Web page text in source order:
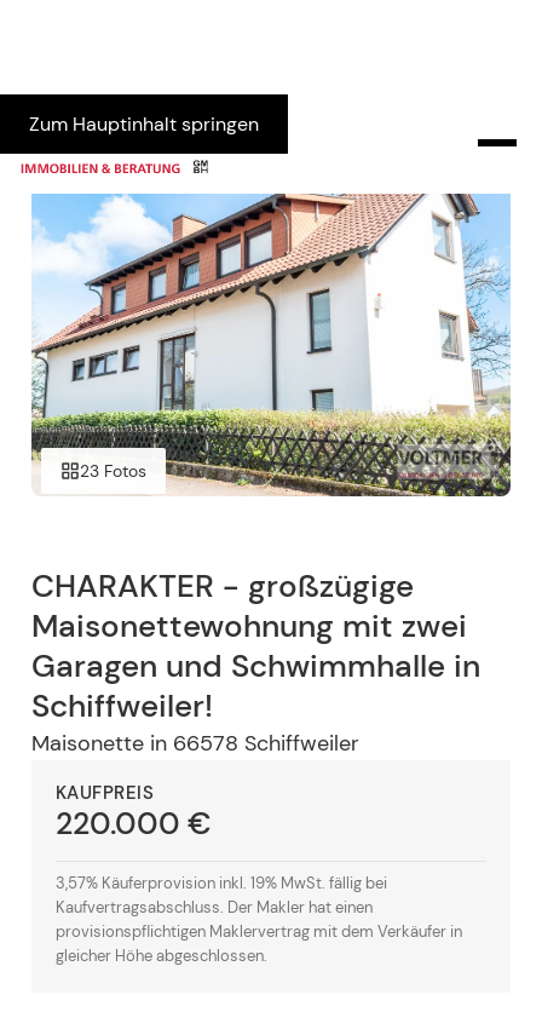
Zum Hauptinhalt springen
23 Fotos
CHARAKTER - großzügige
Maisonettewohnung mit zwei
Garagen und Schwimmhalle in
Schiffweiler!
Maisonette in 66578 Schiffweiler
KAUFPREIS
220.000 €
3,57% Käuferprovision inkl. 19% MwSt. fällig bei
Kaufvertragsabschluss. Der Makler hat einen
provisionspflichtigen Maklervertrag mit dem Verkäufer in
gleicher Höhe abgeschlossen.